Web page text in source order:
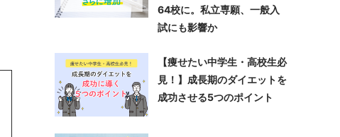
64校に。私立専願、一般入
試にも影響か
【痩せたい中学生・高校生必
見！】成長期のダイエットを
成功させる5つのポイント